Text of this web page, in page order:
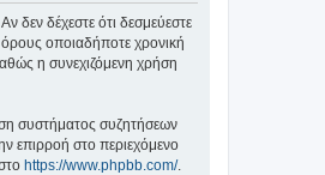
δεν δέχεστε ότι δεσμεύεστε
οποιαδήποτε χρονική
η συνεχιζόμενη χρήση
συστήματος συζητήσεων
επιρροή στο περιεχόμενο
https://www.phpbb.com/.